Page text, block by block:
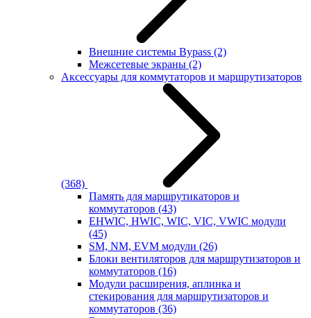
Внешние системы Bypass (2)
Межсетевые экраны (2)
Аксессуары для коммутаторов и маршрутизаторов
(368)
Память для маршрутикаторов и
коммутаторов (43)
EHWIC, HWIC, WIC, VIC, VWIC модули
(45)
SM, NM, EVM модули (26)
Блоки вентиляторов для маршрутизаторов и
коммутаторов (16)
Модули расширения, аплинка и
стекирования для маршрутизаторов и
коммутаторов (36)